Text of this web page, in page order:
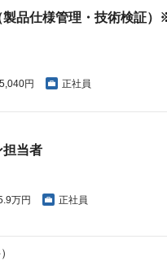
製品仕様管理・技術検証
円 正社員
担当者
万円 正社員